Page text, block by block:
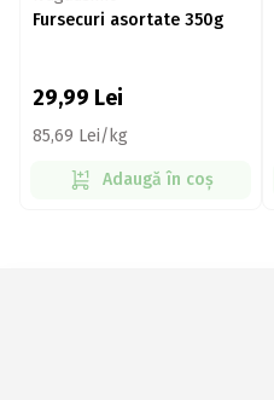
Fursecuri asortate 350g
29,99 Lei
85,69 Lei/kg
Adaugă în coș